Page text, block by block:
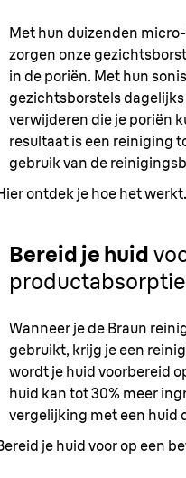
Met hun duizenden
zorgen onze
in de poriën. Met hun
gezichtsborstels
verwijderen die je poriën
resultaat is een reiniging
gebruik van de
ontdek je hoe het werkt.
Bereid je huid
Wanneer je de Braun
gebruikt, krijg je een
wordt je huid voorbereid
huid kan tot 30% meer
vergelijking met een huid
je huid voor op een